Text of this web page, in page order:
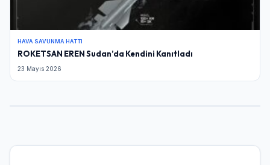
HAVA SAVUNMA HATTI
ROKETSAN EREN Sudan’da Kendini Kanıtladı
23 Mayıs 2026